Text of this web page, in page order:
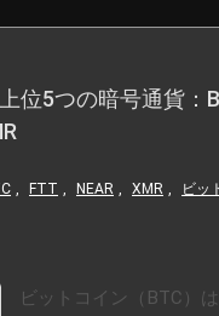
位5つの暗号通貨：
, FTT , NEAR , XMR , ビッ
ビットコイン（BTC）